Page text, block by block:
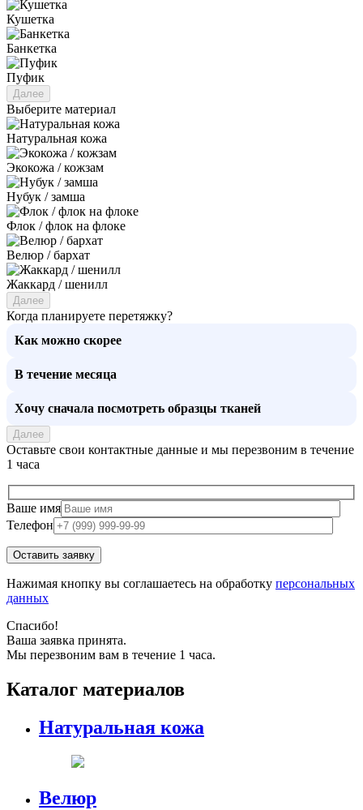
Кушетка
Банкетка
Пуфик
Далее
Выберите материал
Натуральная кожа
Экокожа / кожзам
Нубук / замша
Флок / флок на флоке
Велюр / бархат
Жаккард / шенилл
Далее
Когда планируете перетяжку?
Как можно скорее
В течение месяца
Хочу сначала посмотреть образцы тканей
Далее
Оставьте свои контактные данные и мы перезвоним в течение
1 часа
Ваше имя
Телефон
Нажимая кнопку вы соглашаетесь на обработку персональных
данных
Спасибо!
Ваша заявка принята.
Мы перезвоним вам в течение 1 часа.
Каталог материалов
Натуральная кожа
Велюр